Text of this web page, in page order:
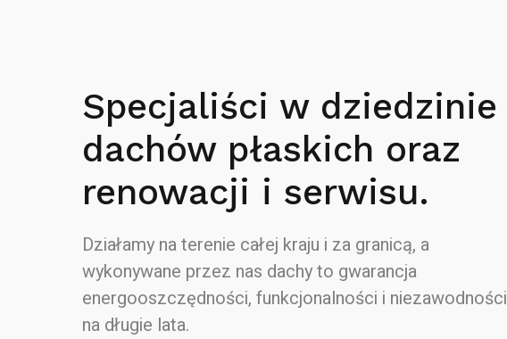
Specjaliści w dziedzinie
dachów płaskich oraz
renowacji i serwisu.
Działamy na terenie całej kraju i za granicą, a
wykonywane przez nas dachy to gwarancja
energooszczędności, funkcjonalności i niezawodności
na długie lata.